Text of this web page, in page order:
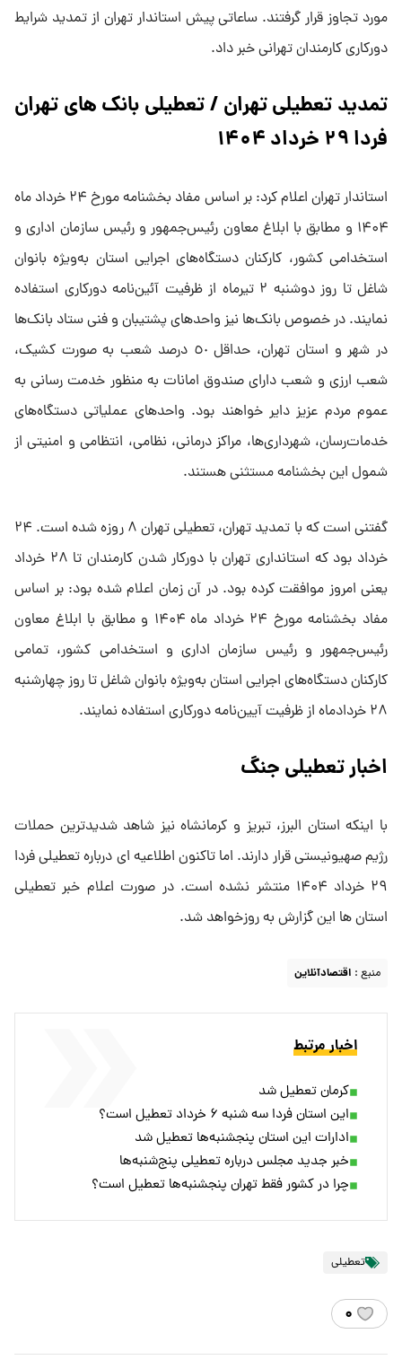
مورد تجاوز قرار گرفتند. ساعاتی پیش استاندار تهران از تمدید شرایط
دورکاری کارمندان تهرانی خبر داد.
تمدید تعطیلی تهران / تعطیلی بانک های تهران
فردا ۲۹ خرداد ۱۴۰۴
استاندار تهران اعلام کرد: بر اساس مفاد بخشنامه مورخ ۲۴ خرداد ماه
۱۴۰۴ و مطابق با ابلاغ معاون رئیس‌جمهور و رئیس سازمان اداری و
استخدامی کشور، کارکنان دستگاه‌های اجرایی استان به‌ویژه بانوان
شاغل تا روز دوشنبه ٢ تیرماه از ظرفیت آئین‌نامه دورکاری استفاده
نمایند. در خصوص بانک‌ها نیز واحدهای پشتیبان و فنی ستاد بانک‌ها
در شهر و استان تهران، حداقل ٥٠ درصد شعب به صورت کشیک،
شعب ارزی و شعب دارای صندوق امانات به منظور خدمت رسانی به
عموم مردم عزیز دایر خواهند بود. واحدهای عملیاتی دستگاه‌های
خدمات‌رسان، شهرداری‌ها، مراکز درمانی، نظامی، انتظامی و امنیتی از
شمول این بخشنامه مستثنی هستند.
گفتنی است که با تمدید تهران، تعطیلی تهران ۸ روزه شده است. ۲۴
خرداد بود که استانداری تهران با دورکار شدن کارمندان تا ۲۸ خرداد
یعنی امروز موافقت کرده بود. در آن زمان اعلام شده بود: بر اساس
مفاد بخشنامه مورخ ۲۴ خرداد ماه ۱۴۰۴ و مطابق با ابلاغ معاون
رئیس‌جمهور و رئیس سازمان اداری و استخدامی کشور، تمامی
کارکنان دستگاه‌های اجرایی استان به‌ویژه بانوان شاغل تا روز چهارشنبه
۲۸ خردادماه از ظرفیت آیین‌نامه دورکاری استفاده نمایند.
اخبار تعطیلی جنگ
با اینکه استان البرز، تبریز و کرمانشاه نیز شاهد شدیدترین حملات
رژیم صهیونیستی قرار دارند. اما تاکنون اطلاعیه ای درباره تعطیلی فردا
۲۹ خرداد ۱۴۰۴ منتشر نشده است. در صورت اعلام خبر تعطیلی
استان ها این گزارش به روزخواهد شد.
منبع : اقتصادآنلاین
اخبار مرتبط
کرمان تعطیل شد
این استان فردا سه شنبه ۶ خرداد تعطیل است؟
ادارات این استان پنجشنبه‌ها تعطیل شد
خبر جدید مجلس درباره تعطیلی پنج‌شنبه‌ها
چرا در کشور فقط تهران پنجشنبه‌ها تعطیل است؟
تعطیلی
۰